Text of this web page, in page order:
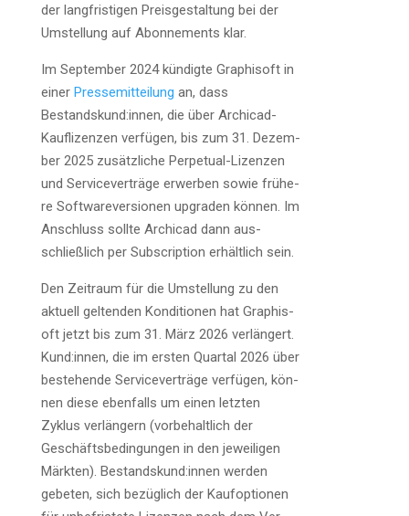
der lang­fris­ti­gen Preis­ge­stal­tung bei der
Umstel­lung auf Abon­ne­ments klar.
Im Sep­tem­ber 2024 kün­dig­te Gra­ph­i­s­oft in
einer Pres­se­mit­tei­lung an, dass
Bestandskund:innen, die über Archi­cad-
Kauf­li­zen­zen ver­fü­gen, bis zum 31. Dezem­
ber 2025 zusätz­li­che Per­pe­tu­al-Lizen­zen
und Ser­vice­ver­trä­ge erwer­ben sowie frü­he­
re Soft­ware­ver­sio­nen upgraden kön­nen. Im
Anschluss soll­te Archi­cad dann aus­
schließ­lich per Sub­scrip­ti­on erhält­lich sein.
Den Zeit­raum für die Umstel­lung zu den
aktu­ell gel­ten­den Kon­di­tio­nen hat Gra­ph­i­s­
oft jetzt bis zum 31. März 2026 ver­län­gert.
Kund:innen, die im ers­ten Quar­tal 2026 über
bestehen­de Ser­vice­ver­trä­ge ver­fü­gen, kön­
nen die­se eben­falls um einen letz­ten
Zyklus ver­län­gern (vor­be­halt­lich der
Geschäfts­be­din­gun­gen in den jewei­li­gen
Märk­ten). Bestandskund:innen wer­den
gebe­ten, sich bezüg­lich der Kauf­op­tio­nen